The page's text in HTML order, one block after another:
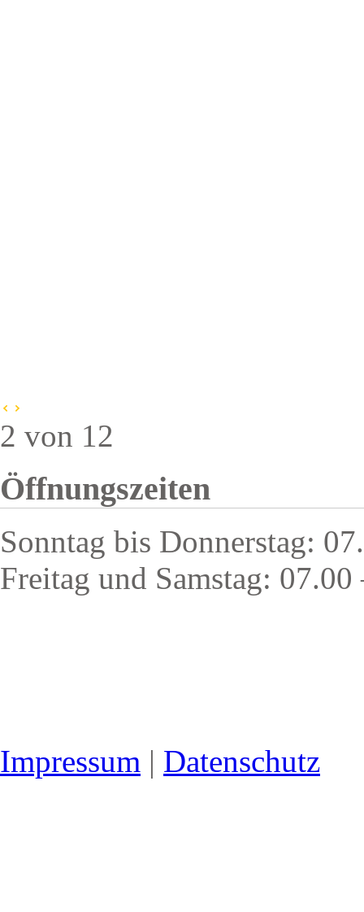
2 von 12
Öffnungszeiten
Sonntag bis Donnerstag:
Freitag und Samstag:
Impressum | Datenschutz